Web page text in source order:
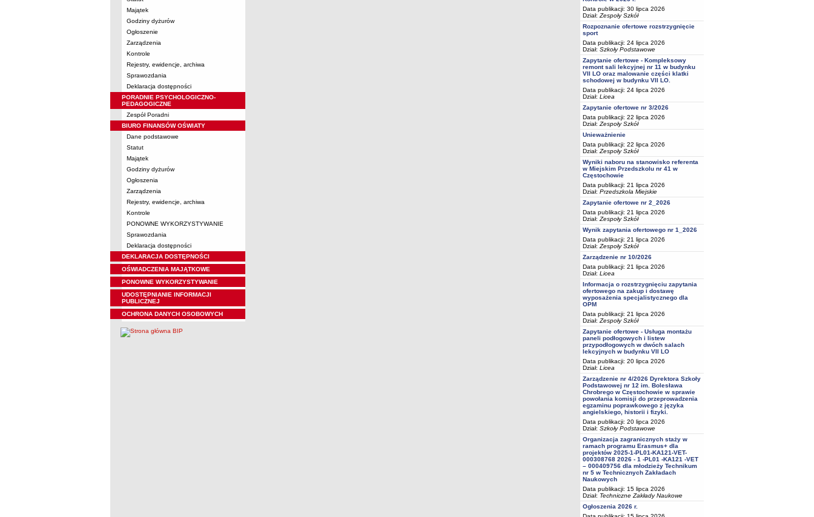
Majątek
Godziny dyżurów
Ogłoszenie
Zarządzenia
Kontrole
Rejestry, ewidencje, archiwa
Sprawozdania
Deklaracja dostępności
PORADNIE PSYCHOLOGICZNO-
PEDAGOGICZNE
Zespół Poradni
BIURO FINANSÓW OŚWIATY
Dane podstawowe
Statut
Majątek
Godziny dyżurów
Ogłoszenia
Zarządzenia
Rejestry, ewidencje, archiwa
Kontrole
PONOWNE WYKORZYSTYWANIE
Sprawozdania
Deklaracja dostępności
DEKLARACJA DOSTĘPNOŚCI
OŚWIADCZENIA MAJĄTKOWE
PONOWNE WYKORZYSTYWANIE
UDOSTĘPNIANIE INFORMACJI
PUBLICZNEJ
OCHRONA DANYCH OSOBOWYCH
Data publikacji: 30 lipca 2026
Dział: Zespoły Szkół
Rozpoznanie ofertowe rozstrzygnięcie
sport
Data publikacji: 24 lipca 2026
Dział: Szkoły Podstawowe
Zapytanie ofertowe - Kompleksowy
remont sali lekcyjnej nr 11 w budynku
VII LO oraz malowanie części klatki
schodowej w budynku VII LO.
Data publikacji: 24 lipca 2026
Dział: Licea
Zapytanie ofertowe nr 3/2026
Data publikacji: 22 lipca 2026
Dział: Zespoły Szkół
Unieważnienie
Data publikacji: 22 lipca 2026
Dział: Zespoły Szkół
Wyniki naboru na stanowisko referenta
w Miejskim Przedszkolu nr 41 w
Częstochowie
Data publikacji: 21 lipca 2026
Dział: Przedszkola Miejskie
Zapytanie ofertowe nr 2_2026
Data publikacji: 21 lipca 2026
Dział: Zespoły Szkół
Wynik zapytania ofertowego nr 1_2026
Data publikacji: 21 lipca 2026
Dział: Zespoły Szkół
Zarządzenie nr 10/2026
Data publikacji: 21 lipca 2026
Dział: Licea
Informacja o rozstrzygnięciu zapytania
ofertowego na zakup i dostawę
wyposażenia specjalistycznego dla
OPM
Data publikacji: 21 lipca 2026
Dział: Zespoły Szkół
Zapytanie ofertowe - Usługa montażu
paneli podłogowych i listew
przypodłogowych w dwóch salach
lekcyjnych w budynku VII LO
Data publikacji: 20 lipca 2026
Dział: Licea
Zarządzenie nr 4/2026 Dyrektora Szkoły
Podstawowej nr 12 im. Bolesława
Chrobrego w Częstochowie w sprawie
powołania komisji do przeprowadzenia
egzaminu poprawkowego z języka
angielskiego, historii i fizyki.
Data publikacji: 20 lipca 2026
Dział: Szkoły Podstawowe
Organizacja zagranicznych staży w
ramach programu Erasmus+ dla
projektów 2025-1-PL01-KA121-VET-
000308768 2026 - 1 -PL01 -KA121 -VET
– 000409756 dla młodzieży Technikum
nr 5 w Technicznych Zakładach
Naukowych
Data publikacji: 15 lipca 2026
Dział: Techniczne Zakłady Naukowe
Ogłoszenia 2026 r.